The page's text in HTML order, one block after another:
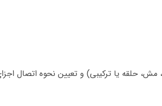
مش، حلقه یا ترکیبی) و تعیین نحوه اتصال